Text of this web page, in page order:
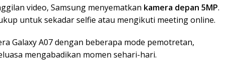
video, Samsung menyematkan kamera depan 5MP.
untuk sekadar selfie atau mengikuti meeting online.
Galaxy A07 dengan beberapa mode pemotretan,
mengabadikan momen sehari-hari.